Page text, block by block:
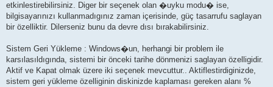
etkinlestirebilirsiniz. Diger bir seçenek olan �uyku modu� ise,
bilgisayarınızı kullanmadıgınız zaman içerisinde, güç tasarrufu saglayan
bir özelliktir. Dilerseniz bunu da devre dısı bırakabilirsiniz.
Sistem Geri Yükleme : Windows�un, herhangi bir problem ile
karsılasıldıgında, sistemi bir önceki tarihe dönmenizi saglayan özelligidir.
Aktif ve Kapat olmak üzere iki seçenek mevcuttur.. Aktiflestirdiginizde,
sistem geri yükleme özelliginin diskinizde kaplaması gereken alanı %